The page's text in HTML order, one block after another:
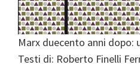
Marx duecento anni dopo:
Testi di: Roberto Finelli